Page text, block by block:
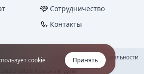
Сотрудничество
Контакты
Политика конфиденциальности
2023-2026 Красный Дом
cookie Принять